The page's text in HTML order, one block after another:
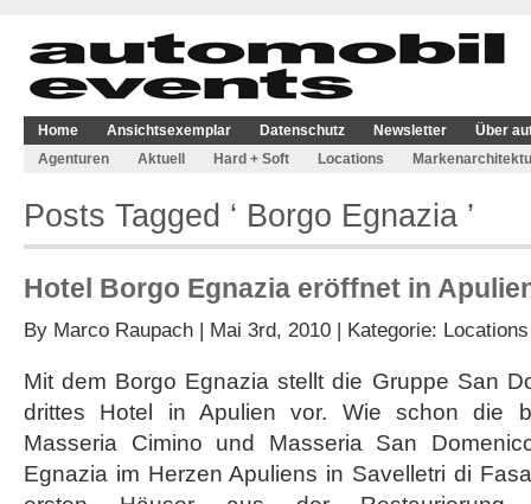
Home Ansichtsexemplar Datenschutz Newsletter
Über
Agenturen
Aktuell Hard + Soft Locations
Posts Tagged ‘ Borgo Egnazia ’
Hotel Borgo Egnazia eröffnet in
By Marco Raupach | Mai 3rd, 2010 | Kategorie: Locations
Mit dem Borgo Egnazia stellt die Gruppe San
drittes Hotel in Apulien vor. Wie schon die
Masseria Cimino und Masseria San
Egnazia im Herzen Apuliens in Savelletri di